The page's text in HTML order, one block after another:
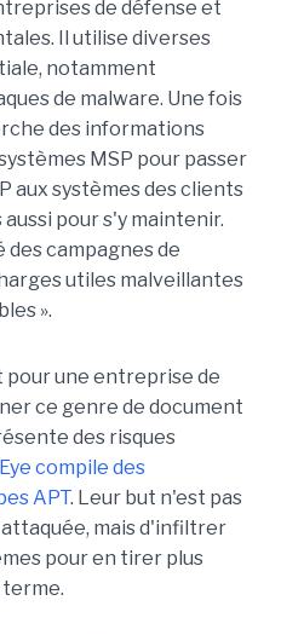
de défense et
Il utilise diverses
notamment
de malware. Une fois
des informations
MSP pour passer
aux systèmes des clients
pour s'y maintenir.
des campagnes de
utiles malveillantes
».
pour une entreprise de
ce genre de document
des risques
compile des
APT. Leur but n'est pas
mais d'infiltrer
pour en tirer plus